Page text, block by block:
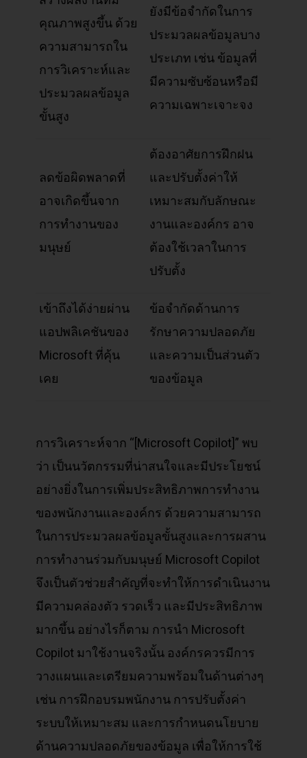
คุณภาพสูงขึ้น ด้วย
ความสามารถใน
การวิเคราะห์และ
ประมวลผลข้อมูล
ขั้นสูง
ยังมีข้อจำกัดในการ
ประมวลผลข้อมูลบาง
ประเภท เช่น ข้อมูลที่
มีความซับซ้อนหรือมี
ความเฉพาะเจาะจง
ลดข้อผิดพลาดที่
อาจเกิดขึ้นจาก
การทำงานของ
มนุษย์
ต้องอาศัยการฝึกฝน
และปรับตั้งค่าให้
เหมาะสมกับลักษณะ
งานและองค์กร อาจ
ต้องใช้เวลาในการ
ปรับตั้ง
เข้าถึงได้ง่ายผ่าน
แอปพลิเคชันของ
Microsoft ที่คุ้น
เคย
ข้อจำกัดด้านการ
รักษาความปลอดภัย
และความเป็นส่วนตัว
ของข้อมูล
การวิเคราะห์จาก “[Microsoft Copilot]” พบ
ว่า เป็นนวัตกรรมที่น่าสนใจและมีประโยชน์
อย่างยิ่งในการเพิ่มประสิทธิภาพการทำงาน
ของพนักงานและองค์กร ด้วยความสามารถ
ในการประมวลผลข้อมูลขั้นสูงและการผสาน
การทำงานร่วมกับมนุษย์ Microsoft Copilot
จึงเป็นตัวช่วยสำคัญที่จะทำให้การดำเนินงาน
มีความคล่องตัว รวดเร็ว และมีประสิทธิภาพ
มากขึ้น อย่างไรก็ตาม การนำ Microsoft
Copilot มาใช้งานจริงนั้น องค์กรควรมีการ
วางแผนและเตรียมความพร้อมในด้านต่างๆ
เช่น การฝึกอบรมพนักงาน การปรับตั้งค่า
ระบบให้เหมาะสม และการกำหนดนโยบาย
ด้านความปลอดภัยของข้อมูล เพื่อให้การใช้